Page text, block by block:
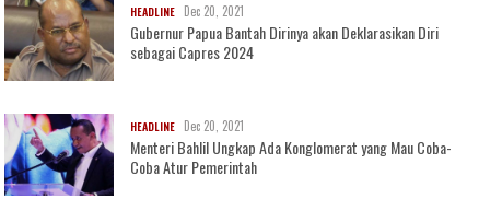
HEADLINE Dec 20, 2021
Gubernur Papua Bantah Dirinya akan Deklarasikan Diri
sebagai Capres 2024
HEADLINE Dec 20, 2021
Menteri Bahlil Ungkap Ada Konglomerat yang Mau Coba-
Coba Atur Pemerintah